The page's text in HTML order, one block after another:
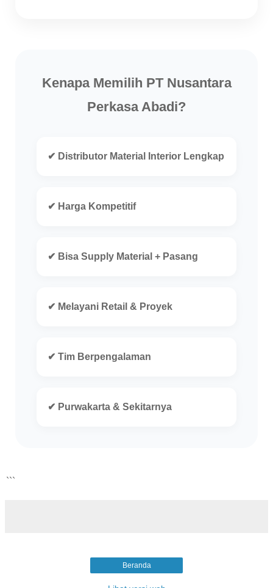
Kenapa Memilih PT Nusantara
Perkasa Abadi?
✔ Distributor Material Interior Lengkap
✔ Harga Kompetitif
✔ Bisa Supply Material + Pasang
✔ Melayani Retail & Proyek
✔ Tim Berpengalaman
✔ Purwakarta & Sekitarnya
```
Beranda